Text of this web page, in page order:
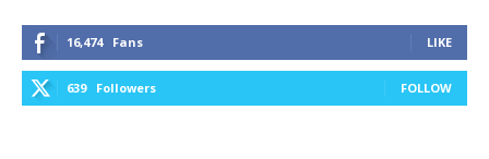
16,474 Fans LIKE
639 Followers FOLLOW